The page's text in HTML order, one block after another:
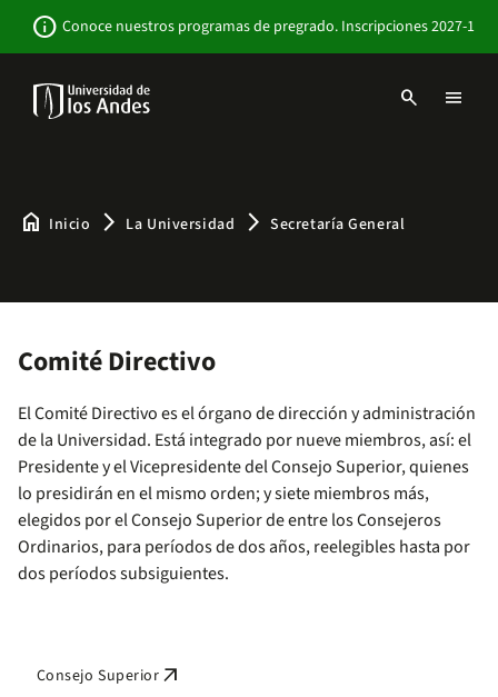
contenido
info Conoce nuestros programas de pregrado. Inscripciones 2027-1
search menu
home Inicio arrow_forward_ios La Universidad arrow_forward_ios Secretaría General
Comité Directivo
El Comité Directivo es el órgano de dirección y administración
de la Universidad. Está integrado por nueve miembros, así: el
Presidente y el Vicepresidente del Consejo Superior, quienes
lo presidirán en el mismo orden; y siete miembros más,
elegidos por el Consejo Superior de entre los Consejeros
Ordinarios, para períodos de dos años, reelegibles hasta por
dos períodos subsiguientes.
Consejo Superior arrow_outward